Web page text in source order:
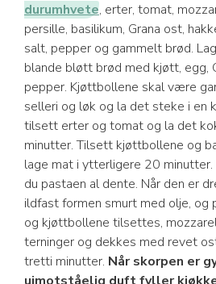
durumhvete, erter, tomat,
persille, basilikum, Grana ost,
salt, pepper og gammelt brød.
blande bløtt brød med kjøtt, egg,
pepper. Kjøttbollene skal være
selleri og løk og la det steke i en
tilsett erter og tomat og la det
minutter. Tilsett kjøttbollene og
lage mat i ytterligere 20
du pastaen al dente. Når den er
ildfast formen smurt med olje, og
og kjøttbollene tilsettes,
terninger og dekkes med revet
tretti minutter. Når skorpen er